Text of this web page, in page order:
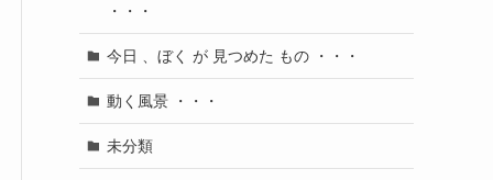
・・・
今日 、ぼく が 見つめた もの ・・・
動く風景 ・・・
未分類